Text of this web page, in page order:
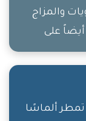
والمزاج
على
ألماسًا